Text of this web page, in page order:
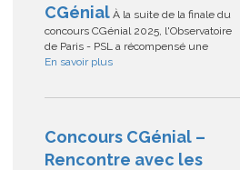
CGénial À la suite de la finale du
concours CGénial 2025, l'Observatoire
de Paris - PSL a récompensé une
En savoir plus
Concours CGénial –
Rencontre avec les